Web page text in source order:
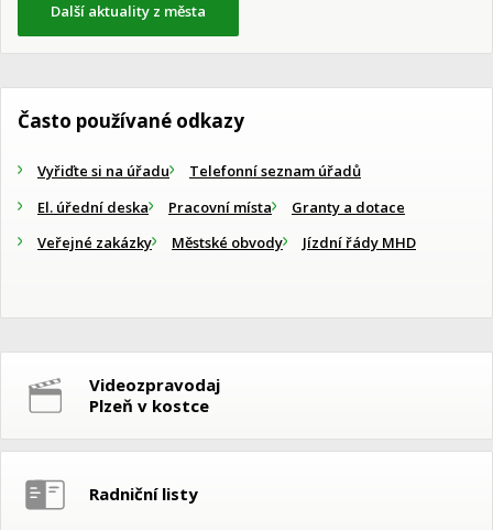
Další aktuality z města
Často používané odkazy
Vyřiďte si na úřadu
Telefonní seznam úřadů
El. úřední deska
Pracovní místa
Granty a dotace
Veřejné zakázky
Městské obvody Jízdní řády MHD
Videozpravodaj
Plzeň v kostce
Radniční listy